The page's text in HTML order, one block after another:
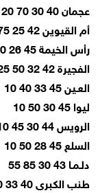
عجمان 40 30 70 20
أم القيوين 42 25 75 20
رأس الخيمة 45 26 60 15
الفجيرة 42 32 50 25
العـين 45 33 40 10
ليوا 45 30 50 10
الرويس 44 30 45 10
السلع 45 28 50 10
دلـمـا 43 30 85 55
طنب الكبرى 40 33 80 30